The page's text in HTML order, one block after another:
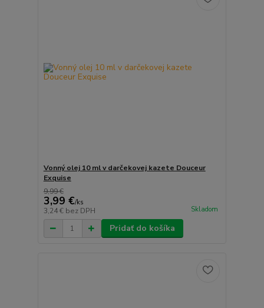
Vonný olej 10 ml v darčekovej kazete Douceur
Exquise
9,99 €
3,99 €/ks
3,24 € bez DPH Skladom
Pridať do košíka